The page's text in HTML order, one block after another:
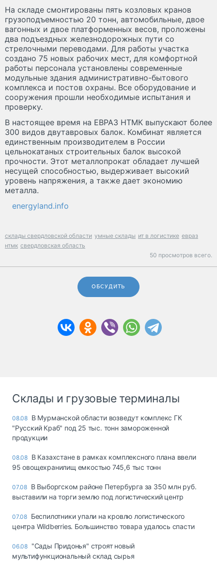
На складе смонтированы пять козловых кранов
грузоподъемностью 20 тонн, автомобильные, двое
вагонных и двое платформенных весов, проложены
два подъездных железнодорожных пути со
стрелочными переводами. Для работы участка
создано 75 новых рабочих мест, для комфортной
работы персонала установлены современные
модульные здания административно-бытового
комплекса и постов охраны. Все оборудование и
сооружения прошли необходимые испытания и
проверку.
В настоящее время на ЕВРАЗ НТМК выпускают более
300 видов двутавровых балок. Комбинат является
единственным производителем в России
цельнокатаных строительных балок высокой
прочности. Этот металлопрокат обладает лучшей
несущей способностью, выдерживает высокий
уровень напряжения, а также дает экономию
металла.
energyland.info
склады свердловской области умные склады ит в логистике евраз
нтмк свердловская область
50 просмотров всего.
ОБСУДИТЬ
Склады и грузовые терминалы
08.08 В Мурманской области возведут комплекс ГК
"Русский Краб" под 25 тыс. тонн замороженной
продукции
08.08 В Казахстане в рамках комплексного плана ввели
95 овощехранилищ емкостью 745,6 тыс тонн
07.08 В Выборгском районе Петербурга за 350 млн руб.
выставили на торги землю под логистический центр
07.08 Беспилотники упали на кровлю логистического
центра Wildberries. Большинство товара удалось спасти
06.08 "Сады Придонья" строят новый
мультифункциональный склад сырья